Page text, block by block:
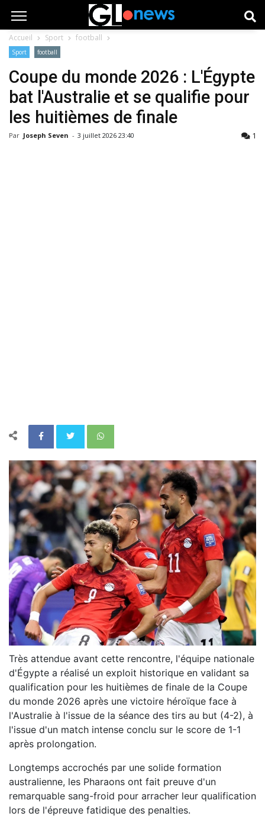
Accueil Sport football
Sport football
Coupe du monde 2026 : L'Égypte
bat l'Australie et se qualifie pour
les huitièmes de finale
Par Joseph Seven - 3 juillet 2026 23:40 1
Très attendue avant cette rencontre, l'équipe nationale
d'Égypte a réalisé un exploit historique en validant sa
qualification pour les huitièmes de finale de la Coupe
du monde 2026 après une victoire héroïque face à
l'Australie à l'issue de la séance des tirs au but (4-2), à
l'issue d'un match intense conclu sur le score de 1-1
après prolongation.
Longtemps accrochés par une solide formation
australienne, les Pharaons ont fait preuve d'un
remarquable sang-froid pour arracher leur qualification
lors de l'épreuve fatidique des penalties.